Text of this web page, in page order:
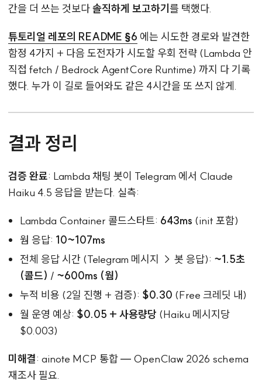
간을 더 쓰는 것보다솔직하게 보고하기 를 택했다.
튜토리얼 레포의 README §6 에는 시도한 경로와 발견한
함정 4가지 + 다음 도전자가 시도할 우회 전략 (Lambda 안
직접 fetch / Bedrock AgentCore Runtime) 까지 다 기록
했다. 누가 이 길로 들어와도 같은 4시간을 또 쓰지 않게.
결과 정리
검증 완료: Lambda 채팅 봇이 Telegram 에서 Claude
Haiku 4.5 응답을 받는다. 실측:
Lambda Container 콜드스타트: 643ms (init 포함)
웜 응답: 10~107ms
전체 응답 시간 (Telegram 메시지 → 봇 응답): ~1.5초
(콜드) / ~600ms (웜)
누적 비용 (2일 진행 + 검증): $0.30 (Free 크레딧 내)
월 운영 예상: $0.05 + 사용량당 (Haiku 메시지당
$0.003)
미해결: ainote MCP 통합 — OpenClaw 2026 schema
재조사 필요.